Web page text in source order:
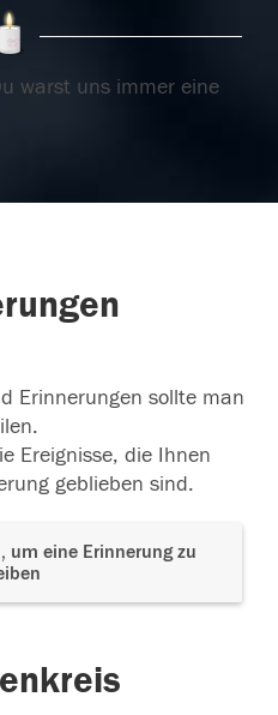
warst uns immer eine
Erinnerungen sollte man
Ereignisse, die Ihnen
geblieben sind.
um eine Erinnerung zu